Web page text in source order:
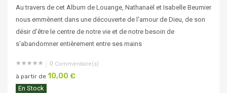
Au travers de cet Album de Louange, Nathanaël et Isabelle Beumier
nous emmènent dans une découverte de l'amour de Dieu, de son
désir d'être le centre de notre vie et de notre besoin de
s'abandomner entièrement entre ses mains
0 Commentaire(s)
à partir de 10,00 €
En Stock